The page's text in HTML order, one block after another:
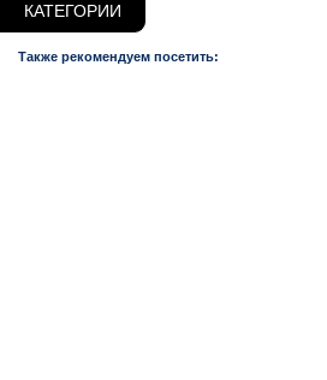
КАТЕГОРИИ
Также рекомендуем посетить: